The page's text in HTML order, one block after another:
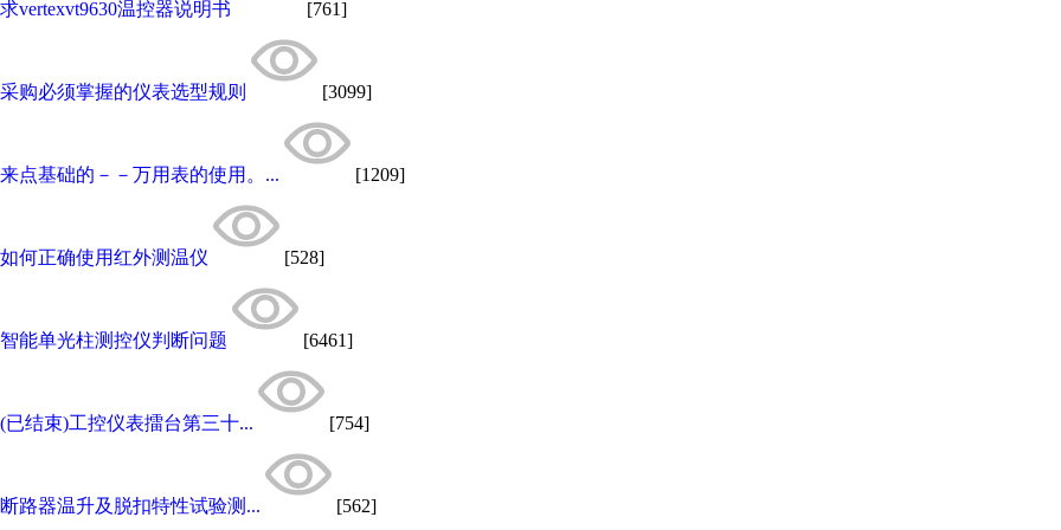
求vertexvt9630温控器说明书 [761]
采购必须掌握的仪表选型规则 [3099]
来点基础的－－万用表的使用。... [1209]
如何正确使用红外测温仪 [528]
智能单光柱测控仪判断问题 [6461]
(已结束)工控仪表擂台第三十... [754]
断路器温升及脱扣特性试验测... [562]